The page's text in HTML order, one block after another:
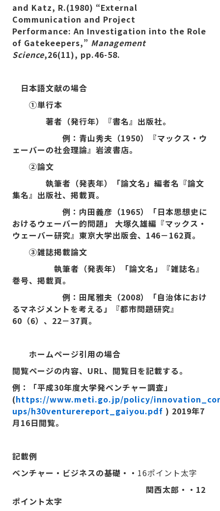
and Katz, R.(1980) “External
Communication and Project
Performance: An Investigation into the Role
of Gatekeepers,” Management
Science,26(11), pp.46-58.
日本語文献の場合
①単行本
著者（発行年）『書名』出版社。
例：青山秀夫（1950）『マックス・ウ
ェーバーの社会理論』岩波書店。
②論文
執筆者（発表年）「論文名」編者名『論文
集名』出版社、掲載頁。
例：内田義彦（1965）「日本思想史に
おけるウェーバー的問題」 大塚久雄編『マックス・
ウェーバー研究』東京大学出版会、146－162頁。
③雑誌掲載論文
執筆者（発表年）「論文名」『雑誌名』
巻号、掲載頁。
例：田尾雅夫（2008）「自治体におけ
るマネジメントを考える」『都市問題研究』
60（6）、22－37頁。
ホームページ引用の場合
閲覧ページの内容、URL、閲覧日を記載する。
例：「平成30年度⼤学発ベンチャー調査」
(https://www.meti.go.jp/policy/
ups/h30venturereport_gaiyou.pdf ) 2019年7
月16日閲覧。
記載例
ベンチャー・ビジネスの基礎・・ 16ポイント太字
関西太郎・・ 12
ポイント太字